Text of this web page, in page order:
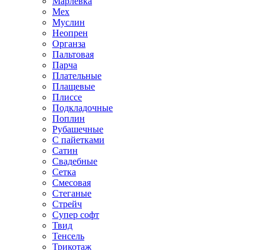
Мех
Муслин
Неопрен
Органза
Пальтовая
Парча
Плательные
Плащевые
Плиссе
Подкладочные
Поплин
Рубашечные
С пайетками
Сатин
Свадебные
Сетка
Смесовая
Стеганые
Стрейч
Супер софт
Твид
Тенсель
Трикотаж